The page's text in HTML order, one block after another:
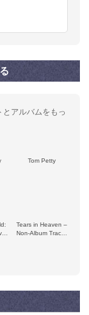
アルバムをもっ
Tom Petty
Tears in Heaven –
Non‐Album Tracks